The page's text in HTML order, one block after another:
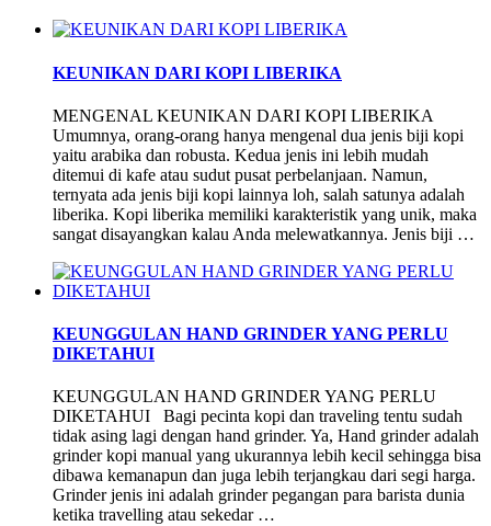
KEUNIKAN DARI KOPI LIBERIKA
MENGENAL KEUNIKAN DARI KOPI LIBERIKA
Umumnya, orang-orang hanya mengenal dua jenis biji kopi
yaitu arabika dan robusta. Kedua jenis ini lebih mudah
ditemui di kafe atau sudut pusat perbelanjaan. Namun,
ternyata ada jenis biji kopi lainnya loh, salah satunya adalah
liberika. Kopi liberika memiliki karakteristik yang unik, maka
sangat disayangkan kalau Anda melewatkannya. Jenis biji …
KEUNGGULAN HAND GRINDER YANG PERLU
DIKETAHUI
KEUNGGULAN HAND GRINDER YANG PERLU
DIKETAHUI Bagi pecinta kopi dan traveling tentu sudah
tidak asing lagi dengan hand grinder. Ya, Hand grinder adalah
grinder kopi manual yang ukurannya lebih kecil sehingga bisa
dibawa kemanapun dan juga lebih terjangkau dari segi harga.
Grinder jenis ini adalah grinder pegangan para barista dunia
ketika travelling atau sekedar …